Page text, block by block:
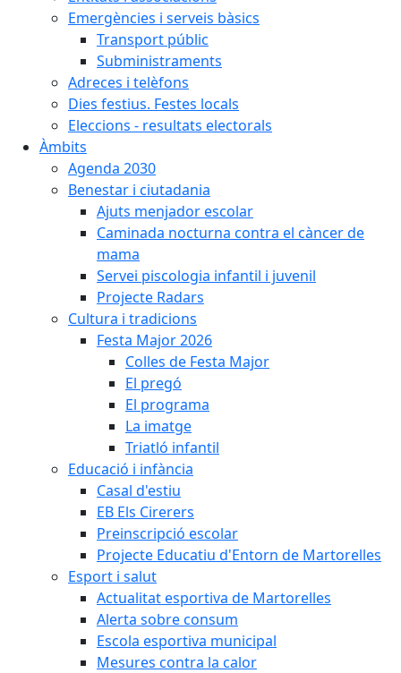
Emergències i serveis bàsics
Transport públic
Subministraments
Adreces i telèfons
Dies festius. Festes locals
Eleccions - resultats electorals
Àmbits
Agenda 2030
Benestar i ciutadania
Ajuts menjador escolar
Caminada nocturna contra el càncer de
mama
Servei piscologia infantil i juvenil
Projecte Radars
Cultura i tradicions
Festa Major 2026
Colles de Festa Major
El pregó
El programa
La imatge
Triatló infantil
Educació i infància
Casal d'estiu
EB Els Cirerers
Preinscripció escolar
Projecte Educatiu d'Entorn de Martorelles
Esport i salut
Actualitat esportiva de Martorelles
Alerta sobre consum
Escola esportiva municipal
Mesures contra la calor